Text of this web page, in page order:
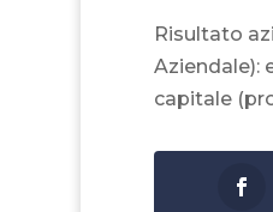
Risultato
Aziendale):
capitale